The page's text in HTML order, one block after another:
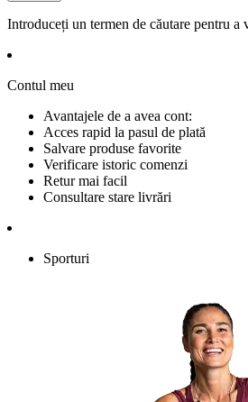
Introduceți un termen de căutare pentru a
Contul meu
Avantajele de a avea cont:
Acces rapid la pasul de plată
Salvare produse favorite
Verificare istoric comenzi
Retur mai facil
Consultare stare livrări
Sporturi